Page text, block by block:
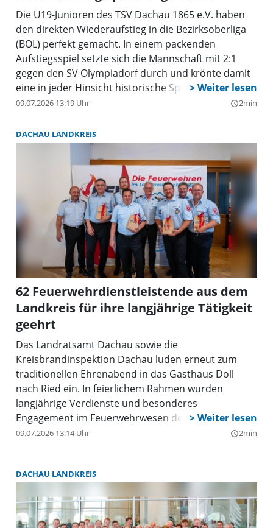
Die U19-Junioren des TSV Dachau 1865 e.V. haben
den direkten Wiederaufstieg in die Bezirksoberliga
(BOL) perfekt gemacht. In einem packenden
Aufstiegsspiel setzte sich die Mannschaft mit 2:1
gegen den SV Olympiadorf durch und krönte damit
eine in jeder Hinsicht historische Spielzeit.
09.07.2026 13:19 Uhr query_builder2min
DACHAU LANDKREIS
62 Feuerwehrdienstleistende aus dem
Landkreis für ihre langjährige Tätigkeit
geehrt
Das Landratsamt Dachau sowie die
Kreisbrandinspektion Dachau luden erneut zum
traditionellen Ehrenabend in das Gasthaus Doll
nach Ried ein. In feierlichem Rahmen wurden
langjährige Verdienste und besonderes
Engagement im Feuerwehrwesen des Landkreises
gewürdigt. Der Ehrenabend bot dabei einmal mehr
stellen und hierfür Dank und Anerkennung
09.07.2026 13:14 Uhr query_builder2min
DACHAU LANDKREIS